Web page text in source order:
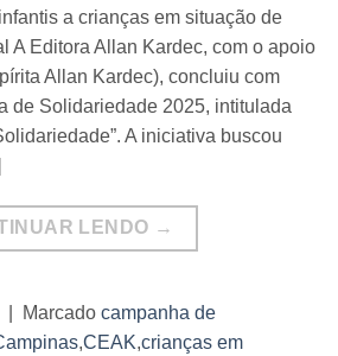
a crianças em situação de
A Editora Allan Kardec, com o apoio
Allan Kardec), concluiu com
de Solidariedade 2025, intitulada
A iniciativa buscou
LENDO →
Marcado campanha de
,CEAK,crianças em